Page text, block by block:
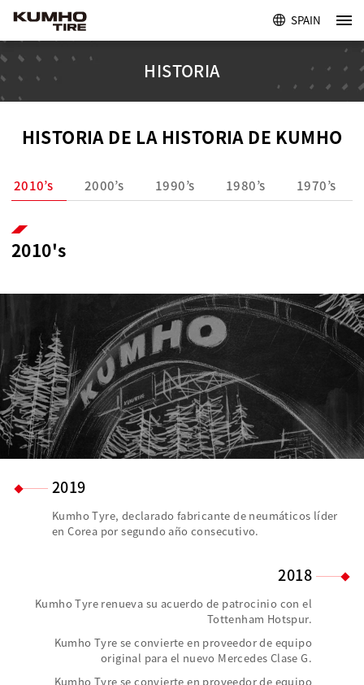
SPAIN
HISTORIA
HISTORIA DE LA HISTORIA DE KUMHO
2010’s 2000’s 1990’s 1980’s 1970’s
2010's
2019
Kumho Tyre, declarado fabricante de neumáticos líder
en Corea por segundo año consecutivo.
2018
Kumho Tyre renueva su acuerdo de patrocinio con el
Tottenham Hotspur.
Kumho Tyre se convierte en proveedor de equipo
original para el nuevo Mercedes Clase G.
Kumho Tyre se convierte en proveedor de equipo